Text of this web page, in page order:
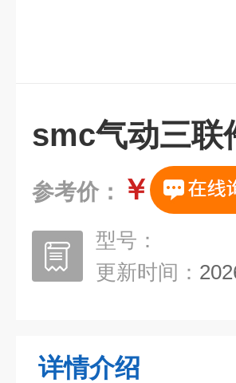
smc气动三联
参考价： ￥
型号：
更新时间：
详情介绍